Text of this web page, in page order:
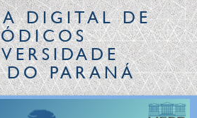
Legislação
Canais
DIGITALDE
DO PARANÁ